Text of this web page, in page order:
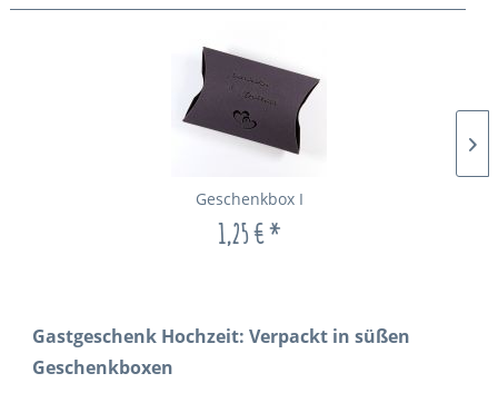
Geschenkbox I
1,25 € *
Gastgeschenk Hochzeit: Verpackt in süßen
Geschenkboxen